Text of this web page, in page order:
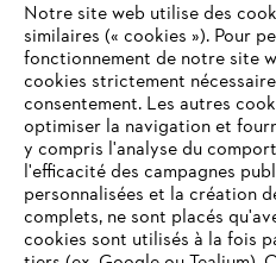
L'Entreprise
Notre site web utilise des
similaires (« cookies »). Pour
fonctionnement de notre site
cookies strictement
consentement. Les autres
optimiser la navigation et
y compris l'analyse du
l'efficacité des campagnes
personnalisées et la création
complets, ne sont placés
cookies sont utilisés à la fois